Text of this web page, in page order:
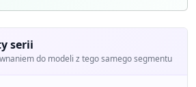
serii
do modeli z tego samego segmentu